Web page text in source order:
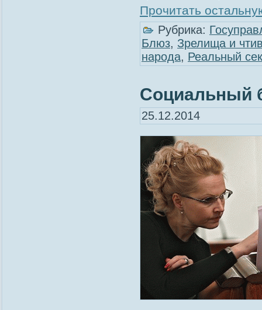
Прочитать
Рубрика:
Блюз, Зрелища и
народа, Реальный
Социальный
25.12.2014